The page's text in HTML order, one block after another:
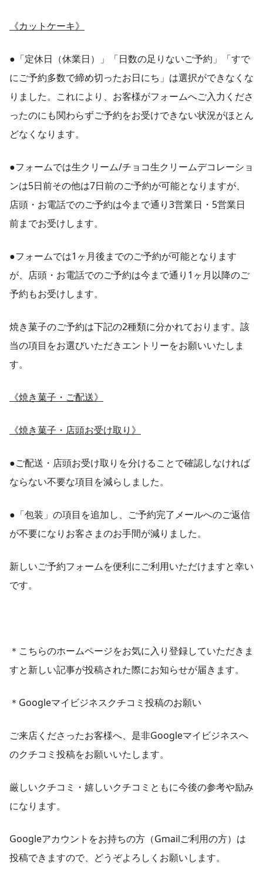
《カットケーキ》
●「定休日（休業日）」「日数の足りないご予約」「すで
にご予約多数で締め切ったお日にち」は選択ができなくな
りました。これにより、お客様がフォームへご入力くださ
ったのにも関わらずご予約をお受けできない状況がほとん
どなくなります。
●フォームでは生クリーム/チョコ生クリームデコレーショ
ンは5日前その他は7日前のご予約が可能となりますが、
店頭・お電話でのご予約は今まで通り3営業日・5営業日
前までお受けします。
●フォームでは1ヶ月後までのご予約が可能となります
が、店頭・お電話でのご予約は今まで通り1ヶ月以降のご
予約もお受けします。
焼き菓子のご予約は下記の2種類に分かれております。該
当の項目をお選びいただきエントリーをお願いいたしま
す。
《焼き菓子・ご配送》
《焼き菓子・店頭お受け取り》
●ご配送・店頭お受け取りを分けることで確認しなければ
ならない不要な項目を減らしました。
●「包装」の項目を追加し、ご予約完了メールへのご返信
が不要になりお客さまのお手間が減りました。
新しいご予約フォームを便利にご利用いただけますと幸い
です。
＊こちらのホームページをお気に入り登録していただきま
すと新しい記事が投稿された際にお知らせが届きます。
＊Googleマイビジネスクチコミ投稿のお願い
ご来店くださったお客様へ、是非Googleマイビジネスへ
のクチコミ投稿をお願いいたします。
厳しいクチコミ・嬉しいクチコミともに今後の参考や励み
になります。
Googleアカウントをお持ちの方（Gmailご利用の方）は
投稿できますので、どうぞよろしくお願いします。